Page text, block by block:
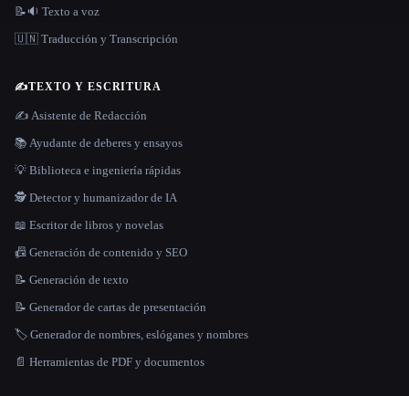
📝🔉 Texto a voz
🇺🇳 Traducción y Transcripción
✍️TEXTO Y ESCRITURA
✍️ Asistente de Redacción
📚 Ayudante de deberes y ensayos
💡 Biblioteca e ingeniería rápidas
🕵️ Detector y humanizador de IA
📖 Escritor de libros y novelas
📠 Generación de contenido y SEO
📝 Generación de texto
📝 Generador de cartas de presentación
🏷️ Generador de nombres, eslóganes y nombres
📄 Herramientas de PDF y documentos